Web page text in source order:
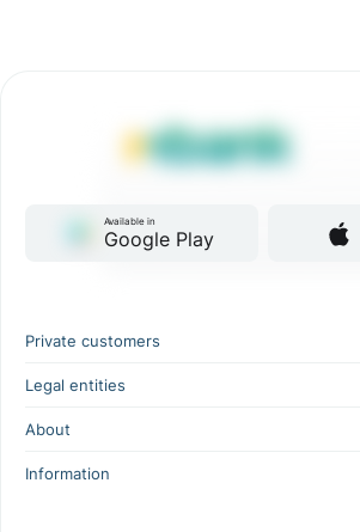
Available in
Google Play
Private customers
Legal entities
About
Information